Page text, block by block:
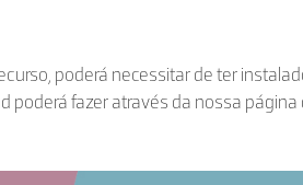
poderá necessitar de ter
poderá fazer através da nossa página